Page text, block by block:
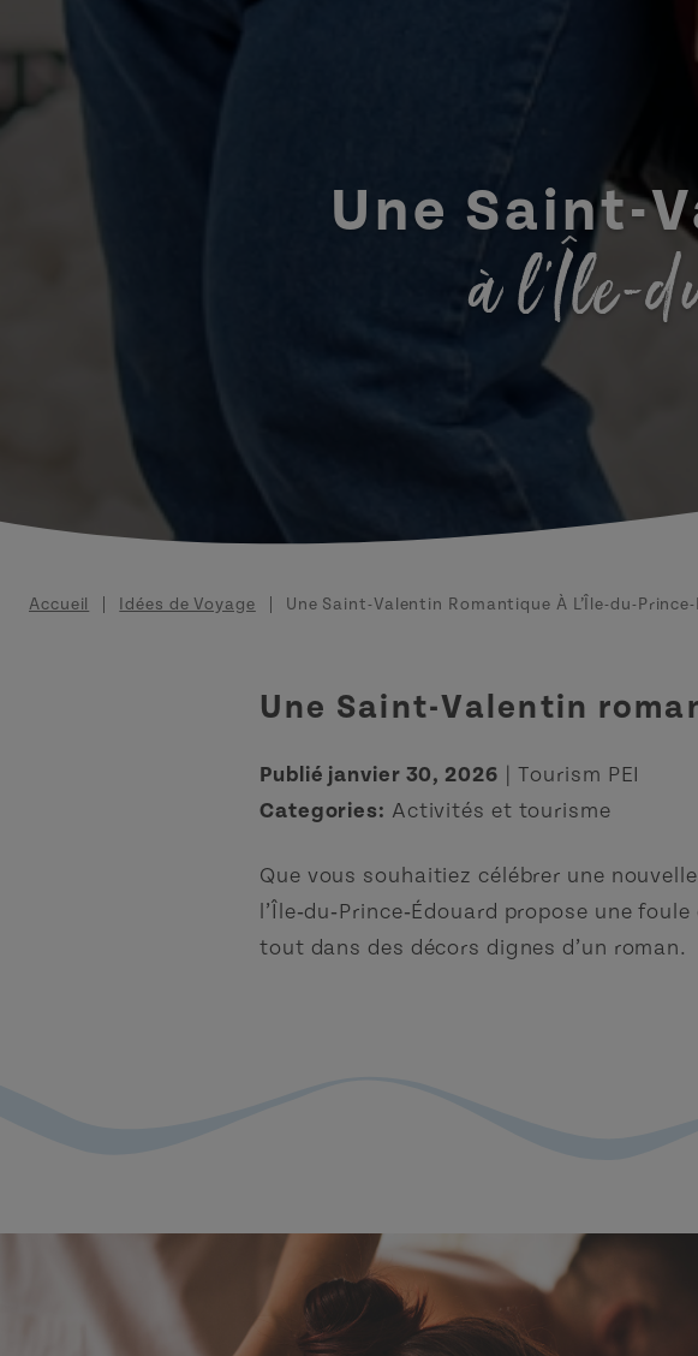
Une Saint-
à l’Île-
Fil d'Ariane
Accueil Idées de Voyage Une Saint-Valentin Romantique À L’Île-du-
Une Saint-Valentin
Publié janvier 30, 2026 | Tourism PEI
Categories: Activités et tourisme
Que vous souhaitiez célébrer une
l’Île‑du‑Prince‑Édouard propose une
tout dans des décors dignes d’un roman.